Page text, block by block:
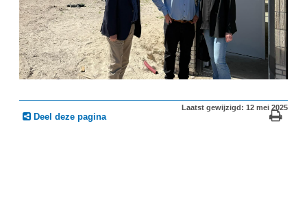
Deel deze pagina
Laatst gewijzigd: 12 mei 2025